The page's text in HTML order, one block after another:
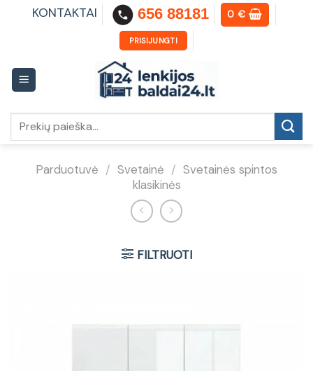
KONTAKTAI 656 88181 0€
PRISIJUNGTI
Parduotuvė / Svetainė / Svetainės spintos
klasikinės
FILTRUOTI